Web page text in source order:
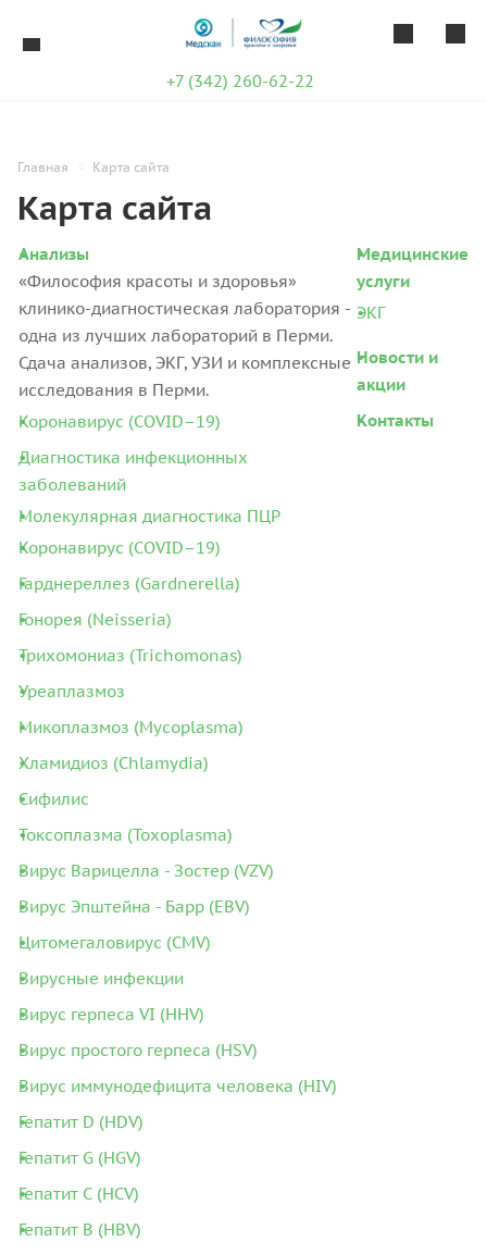
+7 (342) 260-62-22
Главная Карта сайта
Карта сайта
Анализы
«Философия красоты и здоровья»
клинико-диагностическая лаборатория -
одна из лучших лабораторий в Перми.
Сдача анализов, ЭКГ, УЗИ и комплексные
исследования в Перми.
Коронавирус (COVID–19)
Диагностика инфекционных
заболеваний
Молекулярная диагностика ПЦР
Коронавирус (COVID–19)
Гарднереллез (Gardnerella)
Гонорея (Neisseria)
Трихомониаз (Trichomonas)
Уреаплазмоз
Микоплазмоз (Mycoplasma)
Хламидиоз (Chlamydia)
Сифилис
Токсоплазма (Toxoplasma)
Вирус Варицелла - Зостер (VZV)
Вирус Эпштейна - Барр (EBV)
Цитомегаловирус (CMV)
Вирусные инфекции
Вирус герпеса VI (HHV)
Вирус простого герпеса (HSV)
Вирус иммунодефицита человека (HIV)
Гепатит D (HDV)
Гепатит G (HGV)
Гепатит С (HCV)
Гепатит В (HBV)
Медицинские
услуги
ЭКГ
Новости и
акции
Контакты